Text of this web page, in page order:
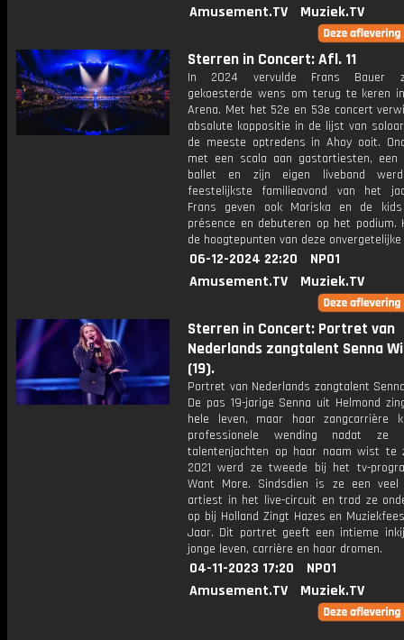
Amusement.TV
Muziek.TV
Sterren in Concert: Afl. 11
In 2024 vervulde Frans Bauer
gekoesterde wens om terug te keren
Arena. Met het 52e en 53e concert
absolute koppositie in de lijst van
de meeste optredens in Ahoy ooit.
met een scala aan gastartiesten, een
ballet en zijn eigen liveband
feestelijkste familieavond van het
Frans geven ook Mariska en de
présence en debuteren op het podium.
de hoogtepunten van deze
06-12-2024 22:20
NPO1
Amusement.TV
Muziek.TV
Sterren in Concert: Portret van
Nederlands zangtalent Senna
(19).
Portret van Nederlands zangtalent
De pas 19-jarige Senna uit Helmond
hele leven, maar haar zangcarrière
professionele wending nadat ze
talentenjachten op haar naam wist te
2021 werd ze tweede bij het tv-
Want More. Sindsdien is ze een veel
artiest in het live-circuit en trad ze
op bij Holland Zingt Hazes en
Jaar. Dit portret geeft een intieme
jonge leven, carrière en haar dromen.
04-11-2023 17:20
NPO1
Amusement.TV
Muziek.TV